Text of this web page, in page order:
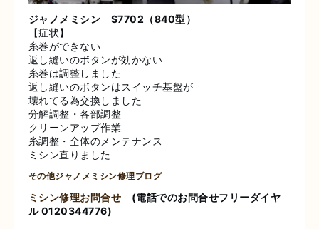
ジャノメミシン S7702（840型）
【症状】
糸巻ができない
返し縫いのボタンが効かない
糸巻は調整しました
返し縫いのボタンはスイッチ基盤が
壊れてる為交換しました
分解調整・各部調整
クリーンアップ作業
糸調整・全体のメンテナンス
ミシン直りました
その他ジャノメミシン修理ブログ
ミシン修理お問合せ
(電話でのお問合せフリーダイヤ
ル 0120344776)